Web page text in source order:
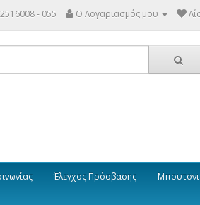
- 055 Ο Λογαριασμός μου
Έλεγχος Πρόσβασης